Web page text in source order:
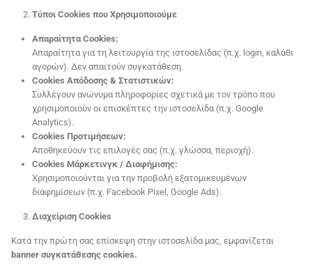
Τύποι Cookies που Χρησιμοποιούμε
Απαραίτητα Cookies:
Απαραίτητα για τη λειτουργία της ιστοσελίδας (π.χ. login, καλάθι
αγορών). Δεν απαιτούν συγκατάθεση.
Cookies Απόδοσης & Στατιστικών:
Συλλέγουν ανώνυμα πληροφορίες σχετικά με τον τρόπο που
χρησιμοποιούν οι επισκέπτες την ιστοσελίδα (π.χ. Google
Analytics).
Cookies Προτιμήσεων:
Αποθηκεύουν τις επιλογές σας (π.χ. γλώσσα, περιοχή).
Cookies Μάρκετινγκ / Διαφήμισης:
Χρησιμοποιούνται για την προβολή εξατομικευμένων
διαφημίσεων (π.χ. Facebook Pixel, Google Ads).
Διαχείριση Cookies
Κατά την πρώτη σας επίσκεψη στην ιστοσελίδα μας, εμφανίζεται
banner συγκατάθεσης cookies.